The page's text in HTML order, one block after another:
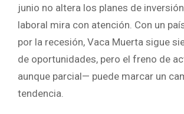
junio no altera los planes de
laboral mira con atención. Con un
por la recesión, Vaca Muerta sigue
de oportunidades, pero el freno de
aunque parcial— puede marcar un
tendencia.